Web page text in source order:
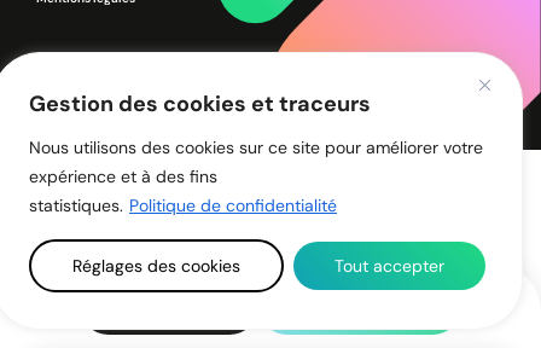
Gestion des cookies et traceurs
Nous utilisons des cookies sur ce site pour améliorer votre
expérience et à des fins
statistiques. Politique de confidentialité
Réglages des cookies Tout accepter